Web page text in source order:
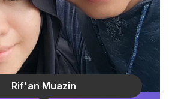
Rif'an Muazin